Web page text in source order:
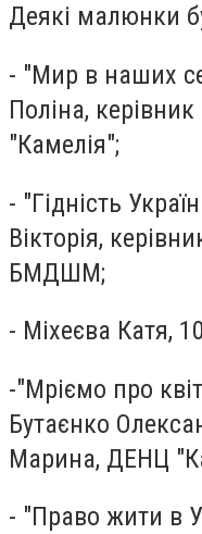
Деякі малюнки
- "Мир в наших
Поліна,
"Камелія";
- "Гідність
Вікторія,
БМДШМ;
- Міхеєва Катя,
-"Мріємо про
Бутаєнко
Марина, ДЕНЦ
- "Право жити в